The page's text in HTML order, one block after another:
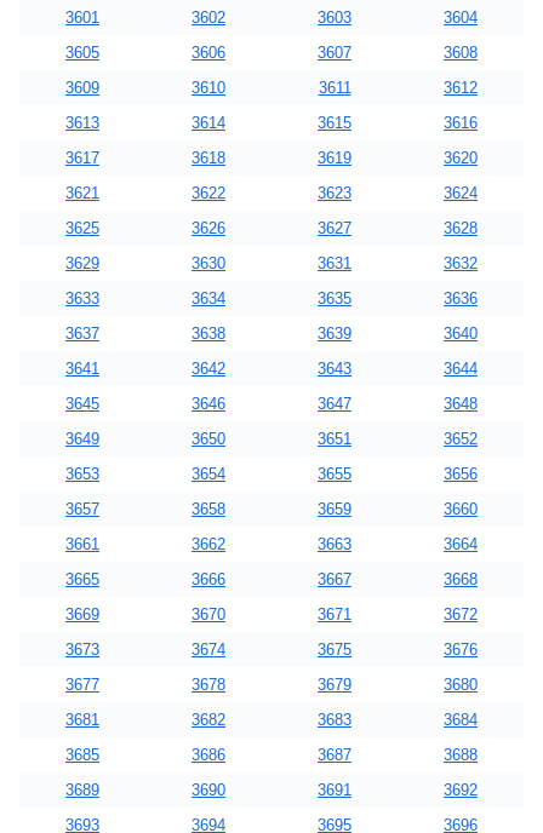
3601
3602 3603
3604
3605
3606 3607
3608
3609
3610 3611
3612
3613
3614 3615
3616
3617
3618 3619
3620
3621
3622 3623
3624
3625
3626 3627
3628
3629
3630 3631
3632
3633
3634 3635
3636
3637
3638 3639
3640
3641
3642 3643
3644
3645
3646 3647
3648
3649
3650 3651
3652
3653
3654 3655
3656
3657
3658 3659
3660
3661
3662 3663
3664
3665
3666 3667
3668
3669
3670 3671
3672
3673
3674 3675
3676
3677
3678 3679
3680
3681
3682 3683
3684
3685
3686 3687
3688
3689
3690 3691
3692
3693
3694 3695 3696